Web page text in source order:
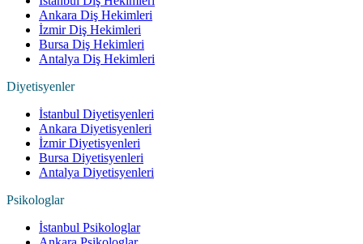
Ankara Diş Hekimleri
İzmir Diş Hekimleri
Bursa Diş Hekimleri
Antalya Diş Hekimleri
Diyetisyenler
İstanbul Diyetisyenleri
Ankara Diyetisyenleri
İzmir Diyetisyenleri
Bursa Diyetisyenleri
Antalya Diyetisyenleri
Psikologlar
İstanbul Psikologlar